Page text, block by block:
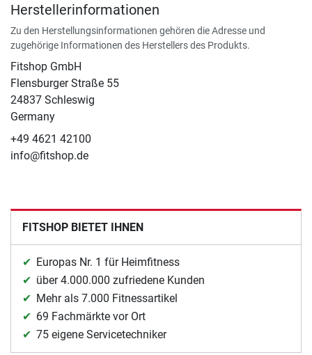
Herstellerinformationen
Zu den Herstellungsinformationen gehören die Adresse und
zugehörige Informationen des Herstellers des Produkts.
Fitshop GmbH
Flensburger Straße 55
24837 Schleswig
Germany
+49 4621 42100
info@fitshop.de
FITSHOP BIETET IHNEN
Europas Nr. 1 für Heimfitness
über 4.000.000 zufriedene Kunden
Mehr als 7.000 Fitnessartikel
69 Fachmärkte vor Ort
75 eigene Servicetechniker